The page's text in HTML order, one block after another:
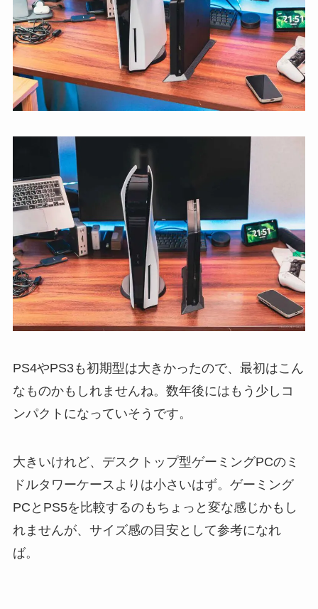
PS4やPS3も初期型は大きかったので、最初はこん
なものかもしれませんね。数年後にはもう少しコ
ンパクトになっていそうです。
大きいけれど、デスクトップ型ゲーミングPCのミ
ドルタワーケースよりは小さいはず。ゲーミング
PCとPS5を比較するのもちょっと変な感じかもし
れませんが、サイズ感の目安として参考になれ
ば。